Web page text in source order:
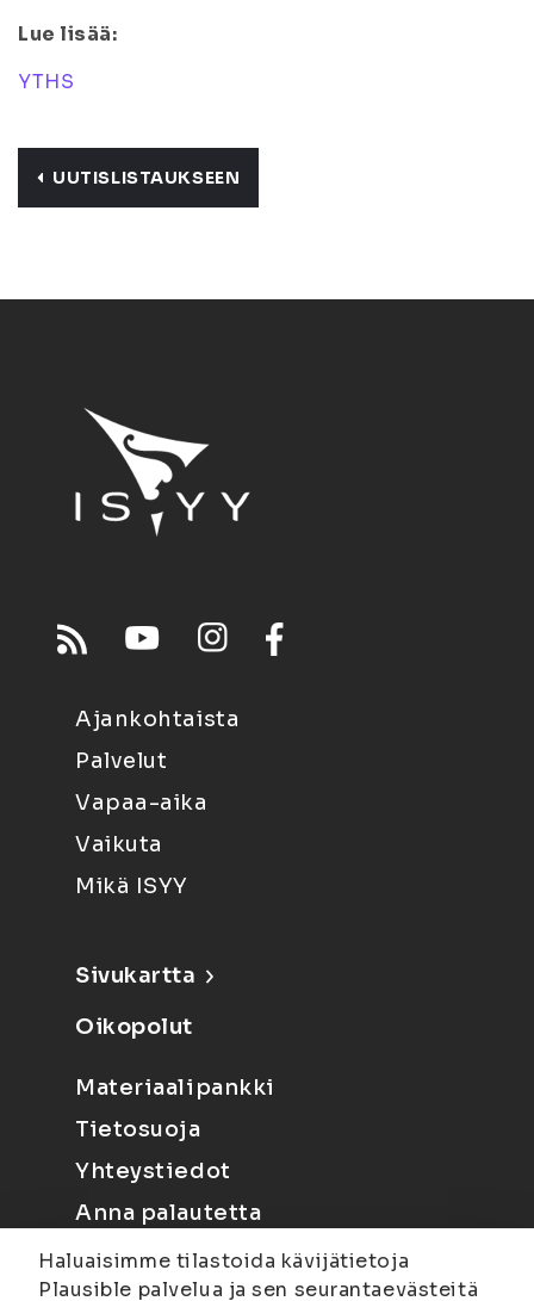
Lue lisää:
YTHS
UUTISLISTAUKSEEN
Ajankohtaista
Palvelut
Vapaa-aika
Vaikuta
Mikä ISYY
Sivukartta
Oikopolut
Materiaalipankki
Tietosuoja
Yhteystiedot
Anna palautetta
Haluaisimme tilastoida kävijätietoja
Plausible palvelua ja sen seurantaevästeitä